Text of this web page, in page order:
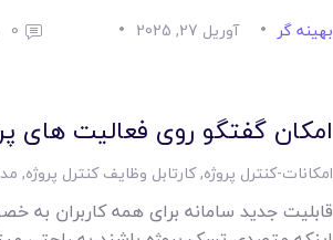
بهینه گر
آوریل 27, 2025 0
امکان گفتگو روی فعالیت های
امکانات-کنترل پروژه,کارتابل وظایف کنترل پروژه,
قابلیت جدید سامانه برای همه کاربران به